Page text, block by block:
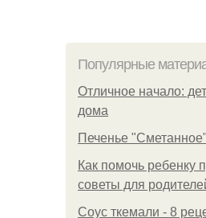
Популярные
Отличное начало:
дома
Печенье
Как помочь ребенку
советы для
Соус ткемали - 8